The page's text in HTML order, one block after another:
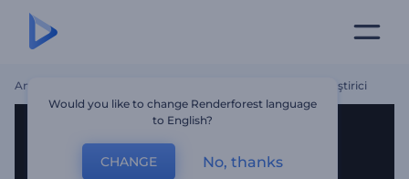
Ana Sayfa Karanlığı Delen Şimşek Müzik Görselleştirici
Would you like to change Renderforest language
to English?
CHANGE No, thanks